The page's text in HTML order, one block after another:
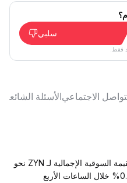
سلبي
فقط.
الاجتماعيالأسئلة الشائعة
اعتبارًا من 8 أغسطس 2026، تبلغ القيمة السوقية الإجمالية لـ ZYN نحو
$390.09K، ما يمثل تغيرًا بنسبة -0.50% خلال الساعات الأربع